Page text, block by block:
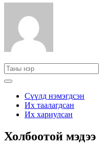
Сүүлд нэмэгдсэн
Их таалагдсан
Их хариулсан
Холбоотой мэдээ